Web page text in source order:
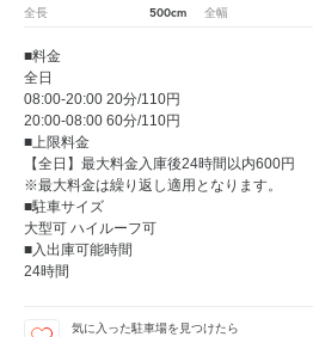
全長 500cm 全幅
■料金
全日
08:00-20:00 20分/110円
20:00-08:00 60分/110円
■上限料金
【全日】最大料金入庫後24時間以内600円
※最大料金は繰り返し適用となります。
■駐車サイズ
大型可 ハイルーフ可
■入出庫可能時間
24時間
気に入った駐車場を見つけたら